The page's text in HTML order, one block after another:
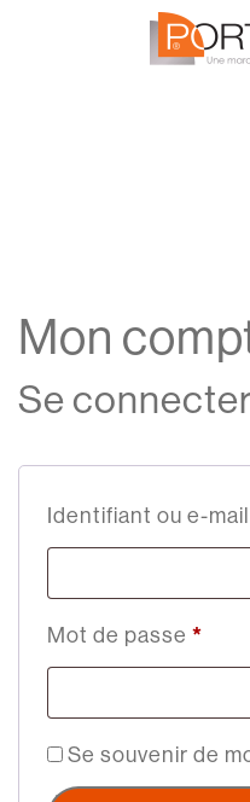
Mon
Se
Identifiant ou e-mail
Mot de passe *
Se souvenir de
Panneau de gestion des